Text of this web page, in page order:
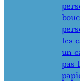
les
un
pas